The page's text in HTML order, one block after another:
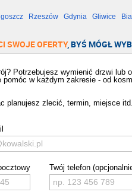
Rzeszów Gdynia Gliwice
SWOJE OFERTY, BYŚ MÓGŁ
Potrzebujesz wymienić drzwi lub
w każdym zakresie - od
planujesz zlecić, termin, miejsce itd.
Twój telefon